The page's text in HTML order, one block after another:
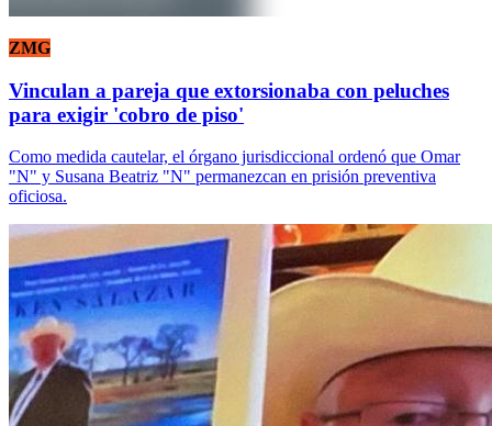
ZMG
Vinculan a pareja que extorsionaba con peluches
para exigir 'cobro de piso'
Como medida cautelar, el órgano jurisdiccional ordenó que Omar
"N" y Susana Beatriz "N" permanezcan en prisión preventiva
oficiosa.